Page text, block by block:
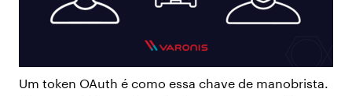
Um token OAuth é como essa chave de manobrista.